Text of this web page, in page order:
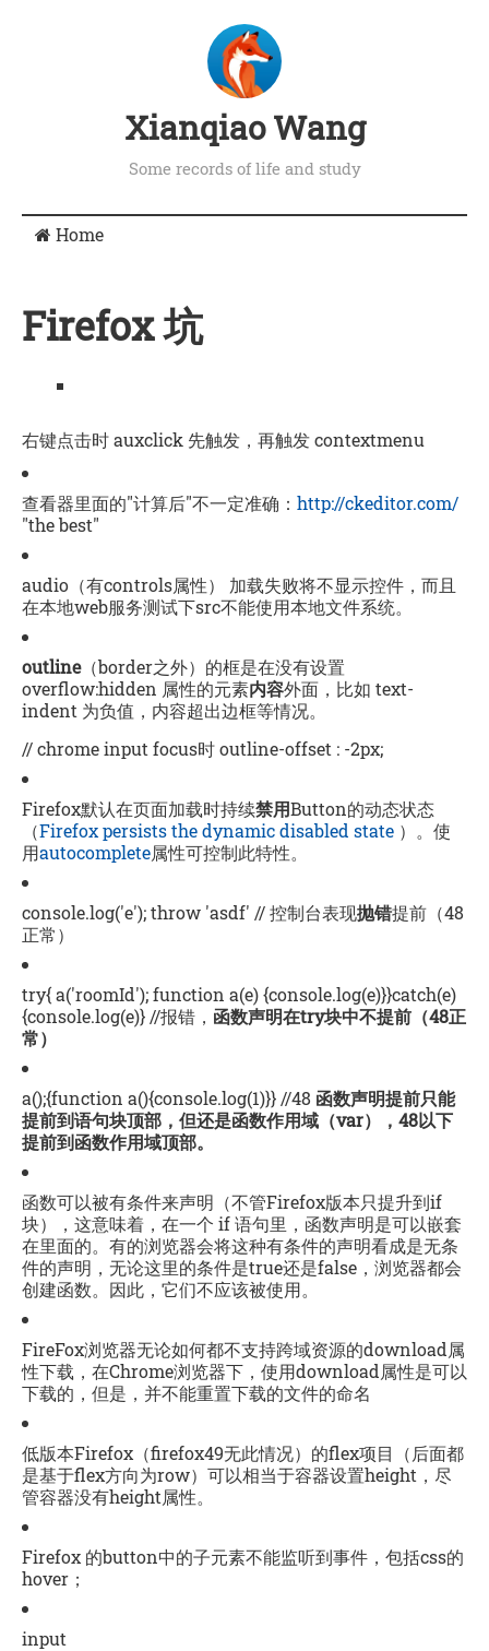
Xianqiao Wang
Some records of life and study
Home
Firefox 坑
右键点击时 auxclick 先触发，再触发 contextmenu
查看器里面的"计算后"不一定准确： http://ckeditor.com/
"the best"
audio（有controls属性） 加载失败将不显示控件，而且
在本地web服务测试下src不能使用本地文件系统。
outline（border之外）的框是在没有设置
overflow:hidden 属性的元素内容外面，比如 text-
indent 为负值，内容超出边框等情况。
// chrome input focus时 outline-offset : -2px;
Firefox默认在页面加载时持续禁用Button的动态状态
（Firefox persists the dynamic disabled state ）。使
用autocomplete属性可控制此特性。
console.log('e'); throw 'asdf' // 控制台表现抛错提前（48
正常）
try{ a('roomId'); function a(e) {console.log(e)}}catch(e)
{console.log(e)} //报错， 函数声明在try块中不提前（48正
常）
a();{function a(){console.log(1)}} //48 函数声明提前只能
提前到语句块顶部，但还是函数作用域（var），48以下
提前到函数作用域顶部。
函数可以被有条件来声明（不管Firefox版本只提升到if
块），这意味着，在一个 if 语句里，函数声明是可以嵌套
在里面的。有的浏览器会将这种有条件的声明看成是无条
件的声明，无论这里的条件是true还是false，浏览器都会
创建函数。因此，它们不应该被使用。
FireFox浏览器无论如何都不支持跨域资源的download属
性下载，在Chrome浏览器下，使用download属性是可以
下载的，但是，并不能重置下载的文件的命名
低版本Firefox（firefox49无此情况）的flex项目（后面都
是基于flex方向为row）可以相当于容器设置height，尽
管容器没有height属性。
Firefox 的button中的子元素不能监听到事件，包括css的
hover；
input